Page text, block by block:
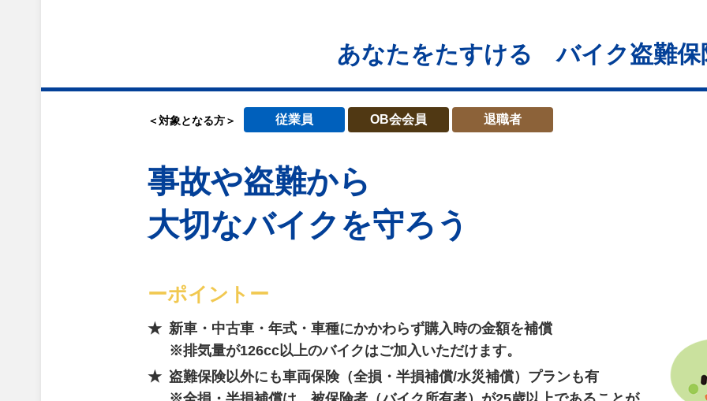
あなたをたすける バイク盗難保
＜対象となる方＞ 従業員 OB会会員 退職者
事故や盗難から
大切なバイクを守ろう
ーポイントー
新車・中古車・年式・車種にかかわらず購入時の金額を補償
※排気量が126cc以上のバイクはご加入いただけます。
盗難保険以外にも車両保険（全損・半損補償/水災補償）プランも有